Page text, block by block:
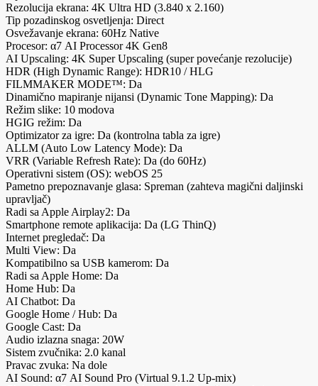
Rezolucija ekrana: 4K Ultra HD (3.840 x 2.160)
Tip pozadinskog osvetljenja: Direct
Osvežavanje ekrana: 60Hz Native
Procesor: α7 AI Processor 4K Gen8
AI Upscaling: 4K Super Upscaling (super povećanje rezolucije)
HDR (High Dynamic Range): HDR10 / HLG
FILMMAKER MODE™: Da
Dinamično mapiranje nijansi (Dynamic Tone Mapping): Da
Režim slike: 10 modova
HGIG režim: Da
Optimizator za igre: Da (kontrolna tabla za igre)
ALLM (Auto Low Latency Mode): Da
VRR (Variable Refresh Rate): Da (do 60Hz)
Operativni sistem (OS): webOS 25
Pametno prepoznavanje glasa: Spreman (zahteva magični daljinski
upravljač)
Radi sa Apple Airplay2: Da
Smartphone remote aplikacija: Da (LG ThinQ)
Internet pregledač: Da
Multi View: Da
Kompatibilno sa USB kamerom: Da
Radi sa Apple Home: Da
Home Hub: Da
AI Chatbot: Da
Google Home / Hub: Da
Google Cast: Da
Audio izlazna snaga: 20W
Sistem zvučnika: 2.0 kanal
Pravac zvuka: Na dole
AI Sound: α7 AI Sound Pro (Virtual 9.1.2 Up-mix)